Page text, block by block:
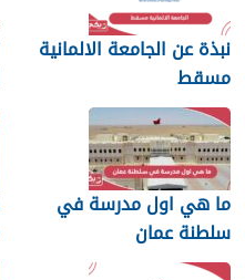
نبذة عن الجامعة الالمانية
مسقط
ما هي اول مدرسة في
سلطنة عمان